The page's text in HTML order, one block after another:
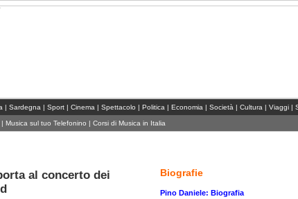
| Sardegna | Sport | Cinema | Spettacolo | Politica | Economia | Società | Cultura | Viaggi |
| Musica sul tuo Telefonino | Corsi di Musica in Italia
al concerto dei
Biografie
Pino Daniele: Biografia